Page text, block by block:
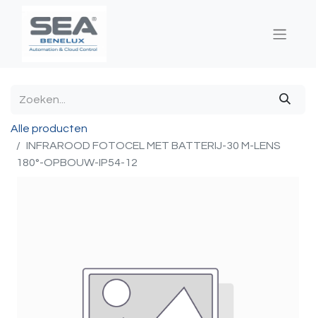
Alle producten
INFRAROOD FOTOCEL MET BATTERIJ-30 M-LENS
180°-OPBOUW-IP54-12